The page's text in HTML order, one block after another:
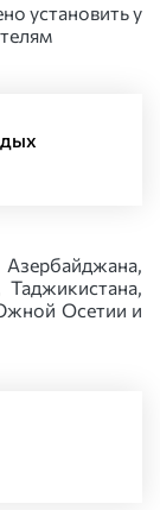
установить у
Осетии и